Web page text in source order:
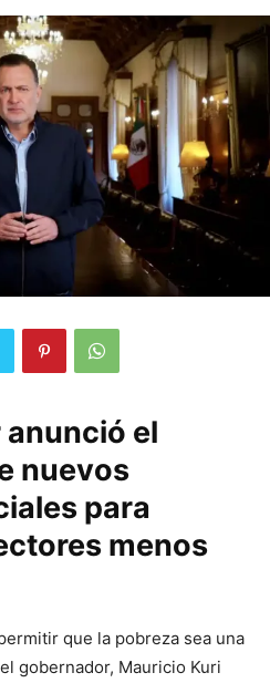
anunció el
nuevos
para
menos
que la pobreza sea una
gobernador, Mauricio Kuri